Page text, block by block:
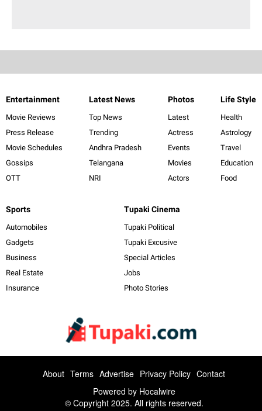
Entertainment
Movie Reviews
Press Release
Movie Schedules
Gossips
OTT
Latest News
Top News
Trending
Andhra Pradesh
Telangana
NRI
Photos
Latest
Actress
Events
Movies
Actors
Life Style
Health
Astrology
Travel
Education
Food
Sports
Automobiles
Gadgets
Business
Real Estate
Insurance
Tupaki Cinema
Tupaki Political
Tupaki Excusive
Special Articles
Jobs
Photo Stories
About Terms Advertise Privacy Policy Contact
Powered by Hocalwire
© Copyright 2025. All rights reserved.